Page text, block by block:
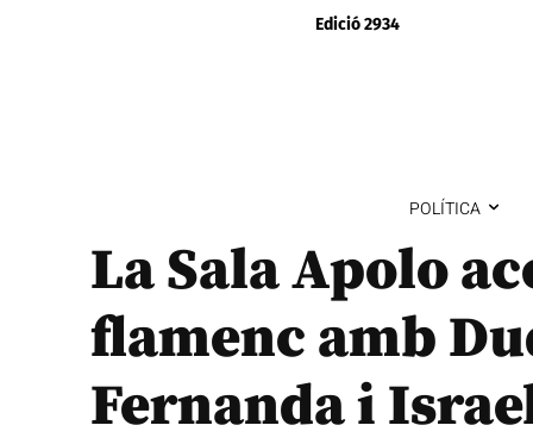
Edició 2934
POLÍTICA
La Sala Apolo
flamenc amb
Fernanda i